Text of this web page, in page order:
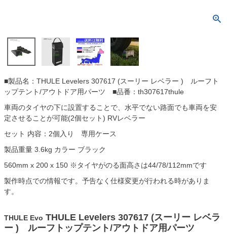
■製品名：THULE Levelers 307617 (スーリー レベラー ) ルーフト
ップテント/アウトドア用パーツ ■品番：th307617thule
車両のタイヤの下に設置することで、水平でない路面でも車両を安
定させることが可能(2個セット) RVレベラー
セット 内容：2個入り 専用ケース
製品重量 3.6kg カラー ブラック
560mm x 200 x 150 ※タイヤがのる面高さは44/78/112mmです
製作時点での情報です。予告なく仕様変更が行われる時がありま
す。
THULE Evo THULE Levelers 307617 (スーリー レベラ
ー ) ルーフトップテント/アウトドア用パーツ